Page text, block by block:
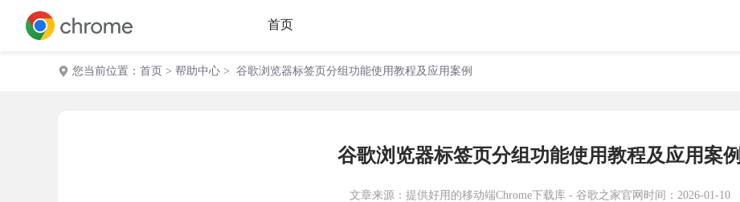
首页
您当前位置： 首页 > 帮助中心 > 谷歌浏览器标签页分组功能使用教程及应用案例
谷歌浏览器标签页分组功能使用教程及应用案例
文章来源： 提供好用的移动端Chrome下载库 - 谷歌之家官网 时间：2026-01-10